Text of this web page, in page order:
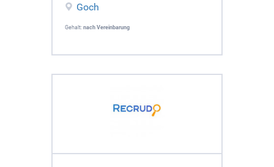
Goch
Gehalt: nach Vereinbarung